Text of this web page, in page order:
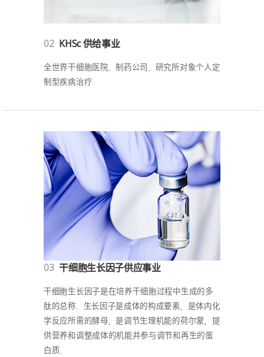
02 KHSc 供给事业
全世界干细胞医院、制药公司、研究所对象个人定
制型疾病治疗
03 干细胞生长因子供应事业
干细胞生长因子是在培养干细胞过程中生成的多
肽的总称。生长因子是成体的构成要素，是体内化
学反应所需的酵母，是调节生理机能的荷尔蒙，提
供营养和调整成体的机能并参与调节和再生的蛋
白质。